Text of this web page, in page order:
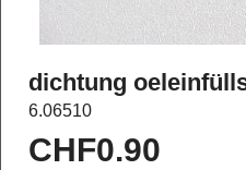
dichtung
6.06510
CHF0.90